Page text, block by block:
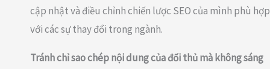
cập nhật và điều chỉnh chiến lược SEO của mình phù hợp
với các sự thay đổi trong ngành.
Tránh chỉ sao chép nội dung của đối thủ mà không sáng